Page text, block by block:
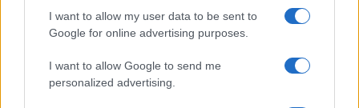
I want to allow my user data to be sent to
Google for online advertising purposes.
I want to allow Google to send me
personalized advertising.
Sigue leyendo